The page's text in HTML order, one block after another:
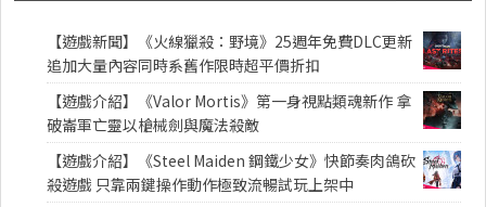
【遊戲新聞】《火線獵殺：野境》25週年免費DLC更新
追加大量內容同時系舊作限時超平價折扣
【遊戲介紹】《Valor Mortis》第一身視點類魂新作 拿
破崙軍亡靈以槍械劍與魔法殺敵
【遊戲介紹】《Steel Maiden 鋼鐵少女》快節奏肉鴿砍
殺遊戲 只靠兩鍵操作動作極致流暢試玩上架中